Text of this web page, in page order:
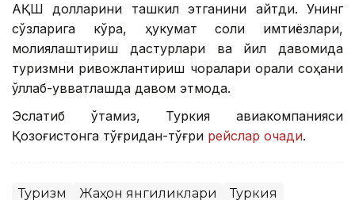
АҚШ долларини ташкил этганини айтди. Унинг
сўзларига кўра, ҳукумат солиқ имтиёзлари,
молиялаштириш дастурлари ва йил давомида
туризмни ривожлантириш чоралари орқали соҳани
қўллаб-қувватлашда давом этмоқда.
Эслатиб ўтамиз, Туркия авиакомпанияси
Қозоғистонга тўғридан-тўғри рейслар очади.
Туризм Жаҳон янгиликлари Туркия